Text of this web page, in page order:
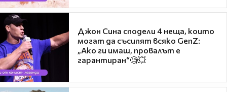
Джон Сина сподели 4 неща, които
могат да съсипят всяко GenZ:
„Ако ги имаш, провалът е
гарантиран“🧐💥